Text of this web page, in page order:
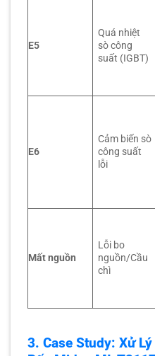
E5
Quá nhiệt
sò công
suất (IGBT)
E6
Cảm biến sò
công suất
lỗi
Mất nguồn
Lỗi bo
nguồn/Cầu
chì
3. Case Study: Xử